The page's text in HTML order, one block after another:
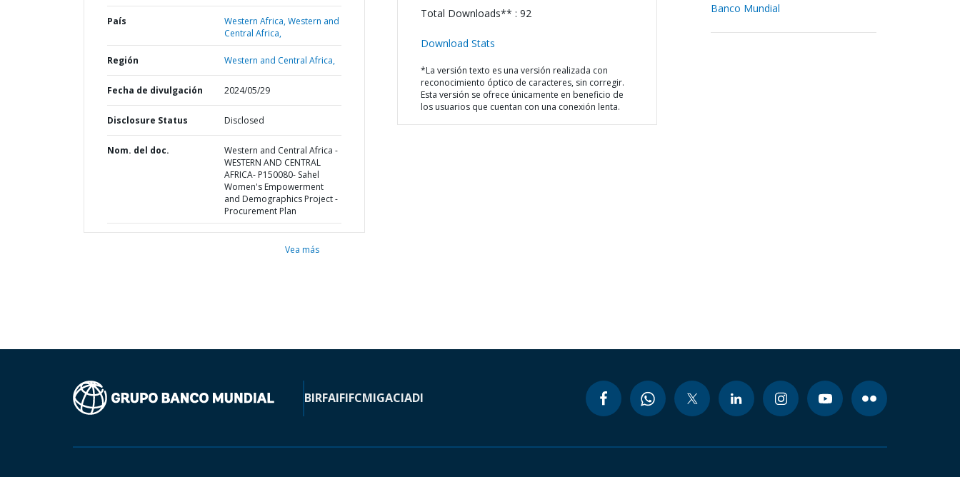
País Western Africa,Western and
Central Africa,
Región Western and Central Africa,
Fecha de divulgación 2024/05/29
Disclosure Status Disclosed
Nom. del doc.
Western and Central Africa -
WESTERN AND CENTRAL
AFRICA- P150080- Sahel
Women's Empowerment
and Demographics Project -
Procurement Plan
Vea más
Total Downloads** : 92
Download Stats
*La versión texto es una versión realizada con
reconocimiento óptico de caracteres, sin corregir.
Esta versión se ofrece únicamente en beneficio de
los usuarios que cuentan con una conexión lenta.
Banco Mundial
BIRFAIFIFCMIGACIADI